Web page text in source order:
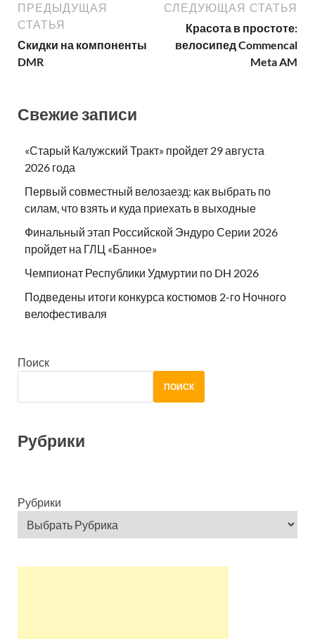
ПРЕДЫДУЩАЯ
СТАТЬЯ
Скидки на компоненты
DMR
СЛЕДУЮЩАЯ СТАТЬЯ
Красота в простоте:
велосипед Commencal
Meta AM
Свежие записи
«Старый Калужский Тракт» пройдет 29 августа
2026 года
Первый совместный велозаезд: как выбрать по
силам, что взять и куда приехать в выходные
Финальный этап Российской Эндуро Серии 2026
пройдет на ГЛЦ «Банное»
Чемпионат Республики Удмуртии по DH 2026
Подведены итоги конкурса костюмов 2-го Ночного
велофестиваля
Поиск
ПОИСК
Рубрики
Рубрики